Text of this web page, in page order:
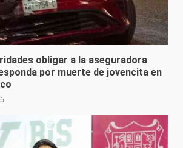
obligar a la aseguradora
por muerte de jovencita en